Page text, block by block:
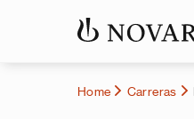
Home Carreras